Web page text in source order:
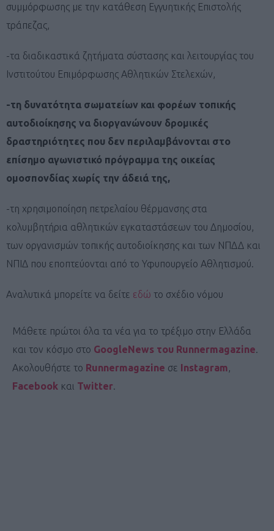
συμμόρφωσης με την κατάθεση Εγγυητικής Επιστολής
τράπεζας,
-τα διαδικαστικά ζητήματα σύστασης και λειτουργίας του
Ινστιτούτου Επιμόρφωσης Αθλητικών Στελεχών,
-τη δυνατότητα σωματείων και φορέων τοπικής
αυτοδιοίκησης να διοργανώνουν δρομικές
δραστηριότητες που δεν περιλαμβάνονται στο
επίσημο αγωνιστικό πρόγραμμα της οικείας
ομοσπονδίας χωρίς την άδειά της,
-τη χρησιμοποίηση πετρελαίου θέρμανσης στα
κολυμβητήρια αθλητικών εγκαταστάσεων του Δημοσίου,
των οργανισμών τοπικής αυτοδιοίκησης και των ΝΠΔΔ και
ΝΠΙΔ που εποπτεύονται από το Υφυπουργείο Αθλητισμού.
Aναλυτικά μπορείτε να δείτε εδώ το σχέδιο νόμου
Μάθετε πρώτοι όλα τα νέα για το τρέξιμο στην Ελλάδα
και τον κόσμο στο GoogleNews του Runnermagazine.
Ακολουθήστε το Runnermagazine σε Instagram,
Facebook και Twitter.